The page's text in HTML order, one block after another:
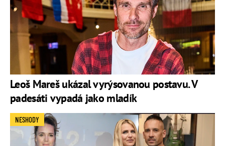
Leoš Mareš ukázal vyrýsovanou postavu. V
padesáti vypadá jako mladík
NESHODY